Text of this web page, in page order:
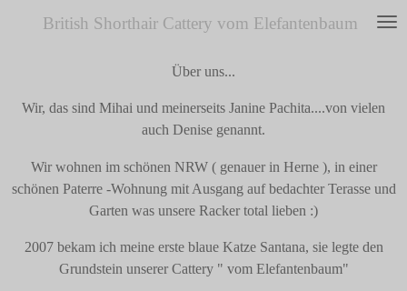
British Shorthair Cattery vom Elefantenbaum
Über uns...
Wir, das sind Mihai und meinerseits Janine Pachita....von vielen
auch Denise genannt.
Wir wohnen im schönen NRW ( genauer in Herne ), in einer
schönen Paterre -Wohnung mit Ausgang auf bedachter Terasse und
Garten was unsere Racker total lieben :)
2007 bekam ich meine erste blaue Katze Santana, sie legte den
Grundstein unserer Cattery " vom Elefantenbaum"